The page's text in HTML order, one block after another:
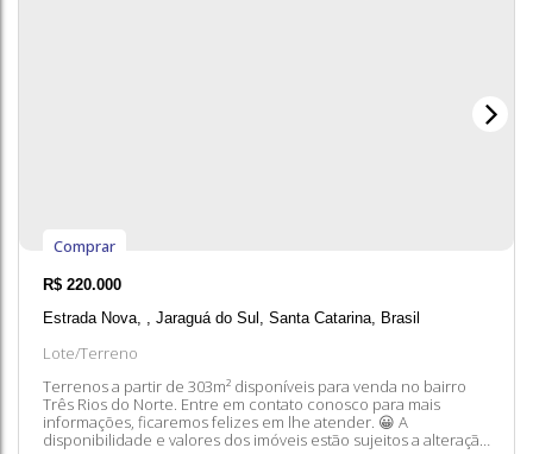
Lote/Terreno
R$ 220.000
Estrada Nova
Jaraguá do Sul Santa Catarina Brasil
Terrenos a partir de 303m² disponíveis para venda no bairro
Três Rios do Norte. Entre em contato conosco para mais
informações, ficaremos felizes em lhe atender. 😀 A
disponibilidade e valores dos imóveis estão sujeitos a alteração
Comprar